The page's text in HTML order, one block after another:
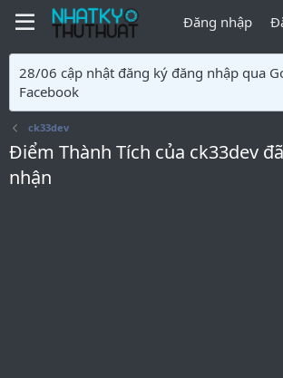
Đăng nhập
28/06 cập nhật đăng ký đăng nhập qua
Facebook
ck33dev
Điểm Thành Tích của ck33dev
nhận